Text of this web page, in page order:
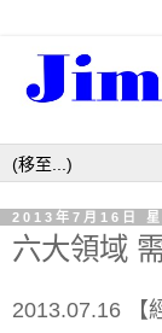
2013年7月16日 星
六大領域
2013.07.16 【